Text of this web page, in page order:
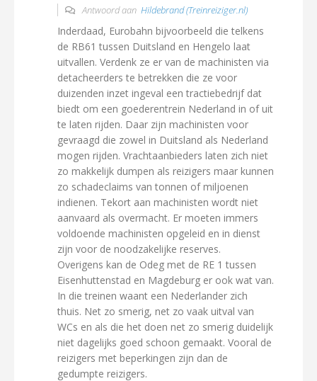
Antwoord aan Hildebrand (Treinreiziger.nl)
Inderdaad, Eurobahn bijvoorbeeld die telkens
de RB61 tussen Duitsland en Hengelo laat
uitvallen. Verdenk ze er van de machinisten via
detacheerders te betrekken die ze voor
duizenden inzet ingeval een tractiebedrijf dat
biedt om een goederentrein Nederland in of uit
te laten rijden. Daar zijn machinisten voor
gevraagd die zowel in Duitsland als Nederland
mogen rijden. Vrachtaanbieders laten zich niet
zo makkelijk dumpen als reizigers maar kunnen
zo schadeclaims van tonnen of miljoenen
indienen. Tekort aan machinisten wordt niet
aanvaard als overmacht. Er moeten immers
voldoende machinisten opgeleid en in dienst
zijn voor de noodzakelijke reserves.
Overigens kan de Odeg met de RE 1 tussen
Eisenhuttenstad en Magdeburg er ook wat van.
In die treinen waant een Nederlander zich
thuis. Net zo smerig, net zo vaak uitval van
WCs en als die het doen net zo smerig duidelijk
niet dagelijks goed schoon gemaakt. Vooral de
reizigers met beperkingen zijn dan de
gedumpte reizigers.